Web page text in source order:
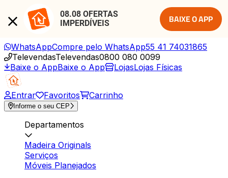
08.08 OFERTAS
IMPERDÍVEIS
BAIXE O APP
WhatsAppCompre pelo WhatsApp55 41 74031865
TelevendasTelevendas0800 080 0099
Baixe o AppBaixe o App LojasLojas Físicas
Entrar Favoritos Carrinho
Informe o seu CEP
Departamentos
Madeira Originals
Serviços
Móveis Planejados